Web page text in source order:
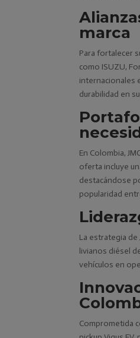
marca
Para fortalecer
como ISUZU,
internacionales
durabilidad en
En Colombia,
oferta incluye
destacándose
popularidad
La estrategia
livianos diésel
vehículos en
Comprometida